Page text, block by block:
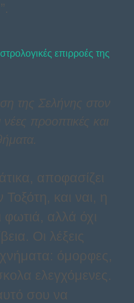
της Σελήνης στον
προοπτικές και
αποφασίζει
Τοξότη, και ναι, η
φωτιά, αλλά όχι
Οι λέξεις
όμορφες,
ελεγχόμενες.
σου να